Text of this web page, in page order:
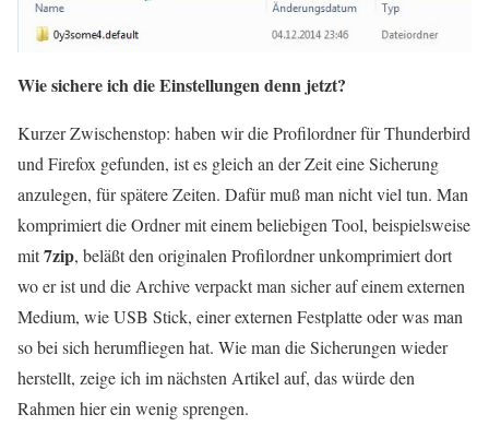
Wie sichere ich die Einstellungen denn jetzt?
Kurzer Zwischenstop: haben wir die Profilordner für Thunderbird
und Firefox gefunden, ist es gleich an der Zeit eine Sicherung
anzulegen, für spätere Zeiten. Dafür muß man nicht viel tun. Man
komprimiert die Ordner mit einem beliebigen Tool, beispielsweise
mit7zip, beläßt den originalen Profilordner unkomprimiert dort
wo er ist und die Archive verpackt man sicher auf einem externen
Medium, wie USB Stick, einer externen Festplatte oder was man
so bei sich herumfliegen hat. Wie man die Sicherungen wieder
herstellt, zeige ich im nächsten Artikel auf, das würde den
Rahmen hier ein wenig sprengen.